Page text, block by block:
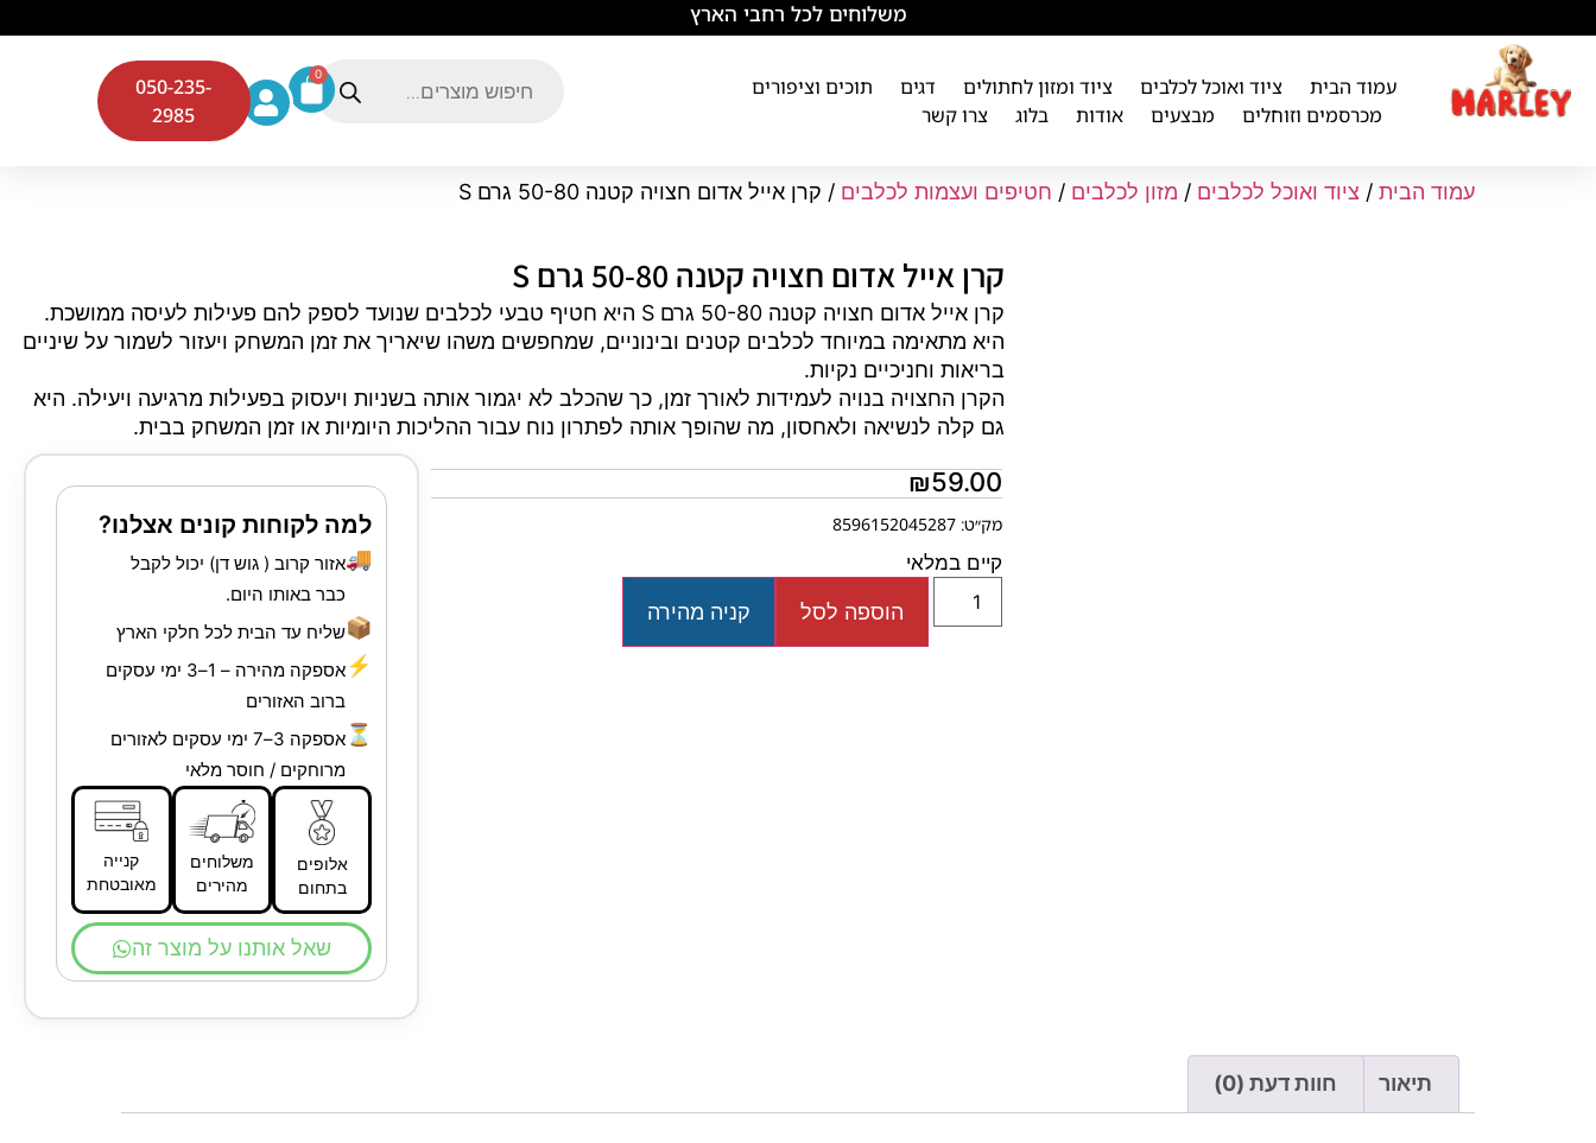
משלוחים לכל רחבי הארץ
עמוד הבית ציוד ואוכל לכלבים ציוד ומזון לחתולים דגים
תוכים וציפורים
מכרסמים וזוחלים
מבצעים אודות בלוג צרו קשר
0
050-235-
2985
עמוד הבית / ציוד ואוכל לכלבים / מזון לכלבים / חטיפים ועצמות לכלבים / קרן אייל אדום חצויה קטנה 50-80 גרם S
קרן אייל אדום חצויה קטנה 50-80 גרם S
קרן אייל אדום חצויה קטנה 50-80 גרם S היא חטיף טבעי לכלבים שנועד לספק להם פעילות לעיסה ממושכת.
היא מתאימה במיוחד לכלבים קטנים ובינוניים, שמחפשים משהו שיאריך את זמן המשחק ויעזור לשמור על שיניים
בריאות וחניכיים נקיות.
הקרן החצויה בנויה לעמידות לאורך זמן, כך שהכלב לא יגמור אותה בשניות ויעסוק בפעילות מרגיעה ויעילה. היא
גם קלה לנשיאה ולאחסון, מה שהופך אותה לפתרון נוח עבור ההליכות היומיות או זמן המשחק בבית.
₪59.00
מק״ט: 8596152045287
קיים במלאי
הוספה לסל קניה מהירה
למה לקוחות קונים אצלנו?
🚚אזור קרוב ( גוש דן) יכול לקבל
כבר באותו היום.
📦שליח עד הבית לכל חלקי הארץ
⚡
אספקה מהירה – 1–3 ימי עסקים
ברוב האזורים
⏳
אספקה 3–7 ימי עסקים לאזורים
מרוחקים / חוסר מלאי
אלופים
בתחום
משלוחים
מהירים
קנייה
מאובטחת
שאל אותנו על מוצר זה
תיאור חוות דעת (0)